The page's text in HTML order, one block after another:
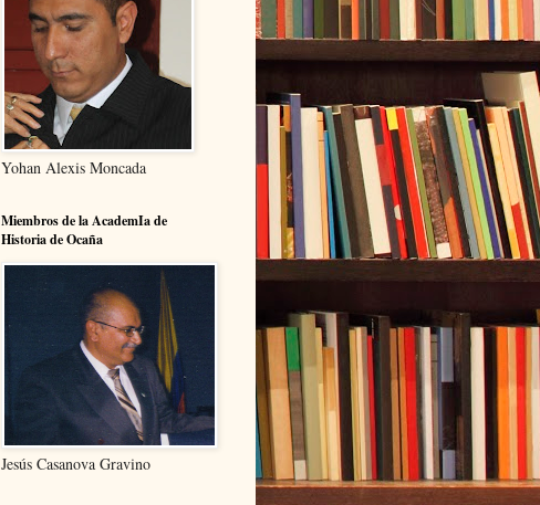
Yohan Alexis Moncada
Miembros de la AcademIa de
Historia de Ocaña
Jesús Casanova Gravino